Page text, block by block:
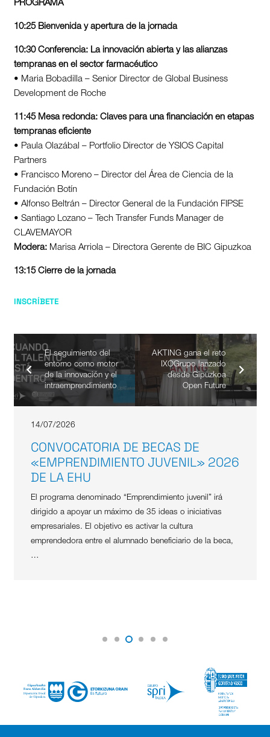
PROGRAMA
10:25 Bienvenida y apertura de la jornada
10:30 Conferencia: La innovación abierta y las alianzas
tempranas en el sector farmacéutico
• Maria Bobadilla – Senior Director de Global Business
Development de Roche
11:45 Mesa redonda: Claves para una financiación en etapas
tempranas eficiente
• Paula Olazábal – Portfolio Director de YSIOS Capital
Partners
• Francisco Moreno – Director del Área de Ciencia de la
Fundación Botín
• Alfonso Beltrán – Director General de la Fundación FIPSE
• Santiago Lozano – Tech Transfer Funds Manager de
CLAVEMAYOR
Modera:Marisa Arriola – Directora Gerente de BIC Gipuzkoa
13:15 Cierre de la jornada
INSCRÍBETE
El seguimiento del
entorno como motor
de la innovación y el
intraemprendimiento
AKTING gana el reto
IXOGrupo lanzado
desde Gipuzkoa
Open Future
14/07/2026
CONVOCATORIA DE BECAS DE
«EMPRENDIMIENTO JUVENIL» 2026
DE LA EHU
El programa denominado “Emprendimiento juvenil” irá
dirigido a apoyar un máximo de 35 ideas o iniciativas
empresariales. El objetivo es activar la cultura
emprendedora entre el alumnado beneficiario de la beca,
…